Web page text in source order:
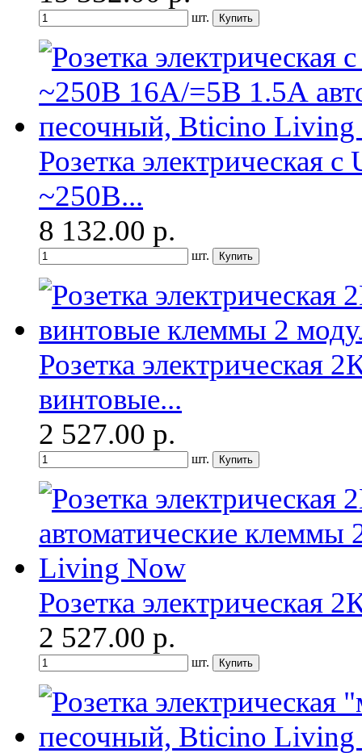
шт.
Розетка электрическая
~250В...
8 132.00 р.
шт.
Розетка
винтовые...
2 527.00 р.
шт.
Розетка
2 527.00 р.
шт.